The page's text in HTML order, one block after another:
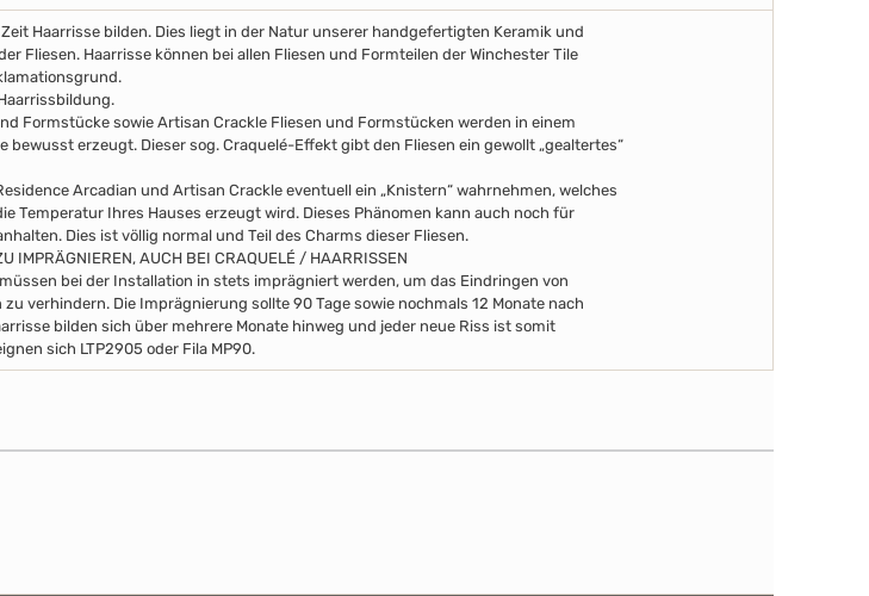
Haarrisse bilden. Dies liegt in der Natur unserer handgefertigten Keramik und
Fliesen. Haarrisse können bei allen Fliesen und Formteilen der Winchester Tile
Formstücke sowie Artisan Crackle Fliesen und Formstücken werden in einem
bewusst erzeugt. Dieser sog. Craquelé-Effekt gibt den Fliesen ein gewollt „gealtertes“
Arcadian und Artisan Crackle eventuell ein „Knistern“ wahrnehmen, welches
Temperatur Ihres Hauses erzeugt wird. Dieses Phänomen kann auch noch für
Dies ist völlig normal und Teil des Charms dieser Fliesen.
IMPRÄGNIEREN, AUCH BEI CRAQUELÉ / HAARRISSEN
bei der Installation in stets imprägniert werden, um das Eindringen von
verhindern. Die Imprägnierung sollte 90 Tage sowie nochmals 12 Monate nach
bilden sich über mehrere Monate hinweg und jeder neue Riss ist somit
sich LTP2905 oder Fila MP90.